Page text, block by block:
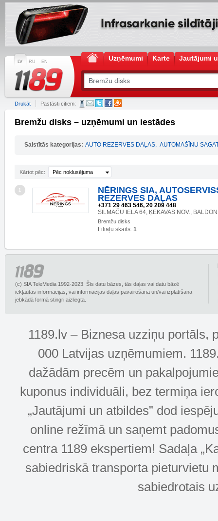
LV RU EN Uzņēmumi Karte Jautājumi
Drukāt Pastāsti citiem:
Bremžu disks – uzņēmumi un iestādes
Saistītās kategorijas: AUTO REZERVES DAĻAS, AUTOMAŠĪNU
Kārtot pēc: Pēc noklusējuma
1
NĒRINGS SIA,
REZERVES DAĻAS
+371 29 463 546, 20 209 448
SILMAČU IELA 64, ĶEKAVAS NOV.,
Bremžu disks
Filiāļu skaits: 1
(c) SIA TeleMedia 1992-2023. Šīs datu bāzes, tās daļas vai datu bāzē
iekļautās informācijas, vai informācijas daļas pavairošana un/vai izplatīšana
jebkādā formā stingri aizliegta.
1189.lv – Biznesa uzziņu portāls,
000 Latvijas uzņēmumiem.
dažādām precēm un
kuponus individuāli, bez termiņa
„Jautājumi un atbildes” dod
online režīmā un saņemt
centra 1189 ekspertiem! Sadaļa
sabiedriskā transporta pieturvietu
sabiedrotais